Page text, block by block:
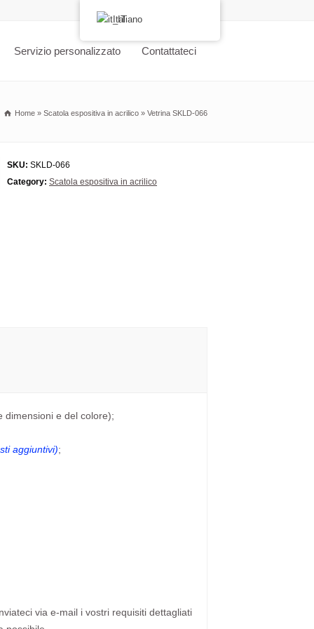
Servizio personalizzato Contattateci
Home » Scatola espositiva in acrilico » Vetrina SKLD-066
SKU: SKLD-066
Category: Scatola espositiva in acrilico
dimensioni e del colore);
aggiuntivi);
via e-mail i vostri requisiti dettagliati
Italiano